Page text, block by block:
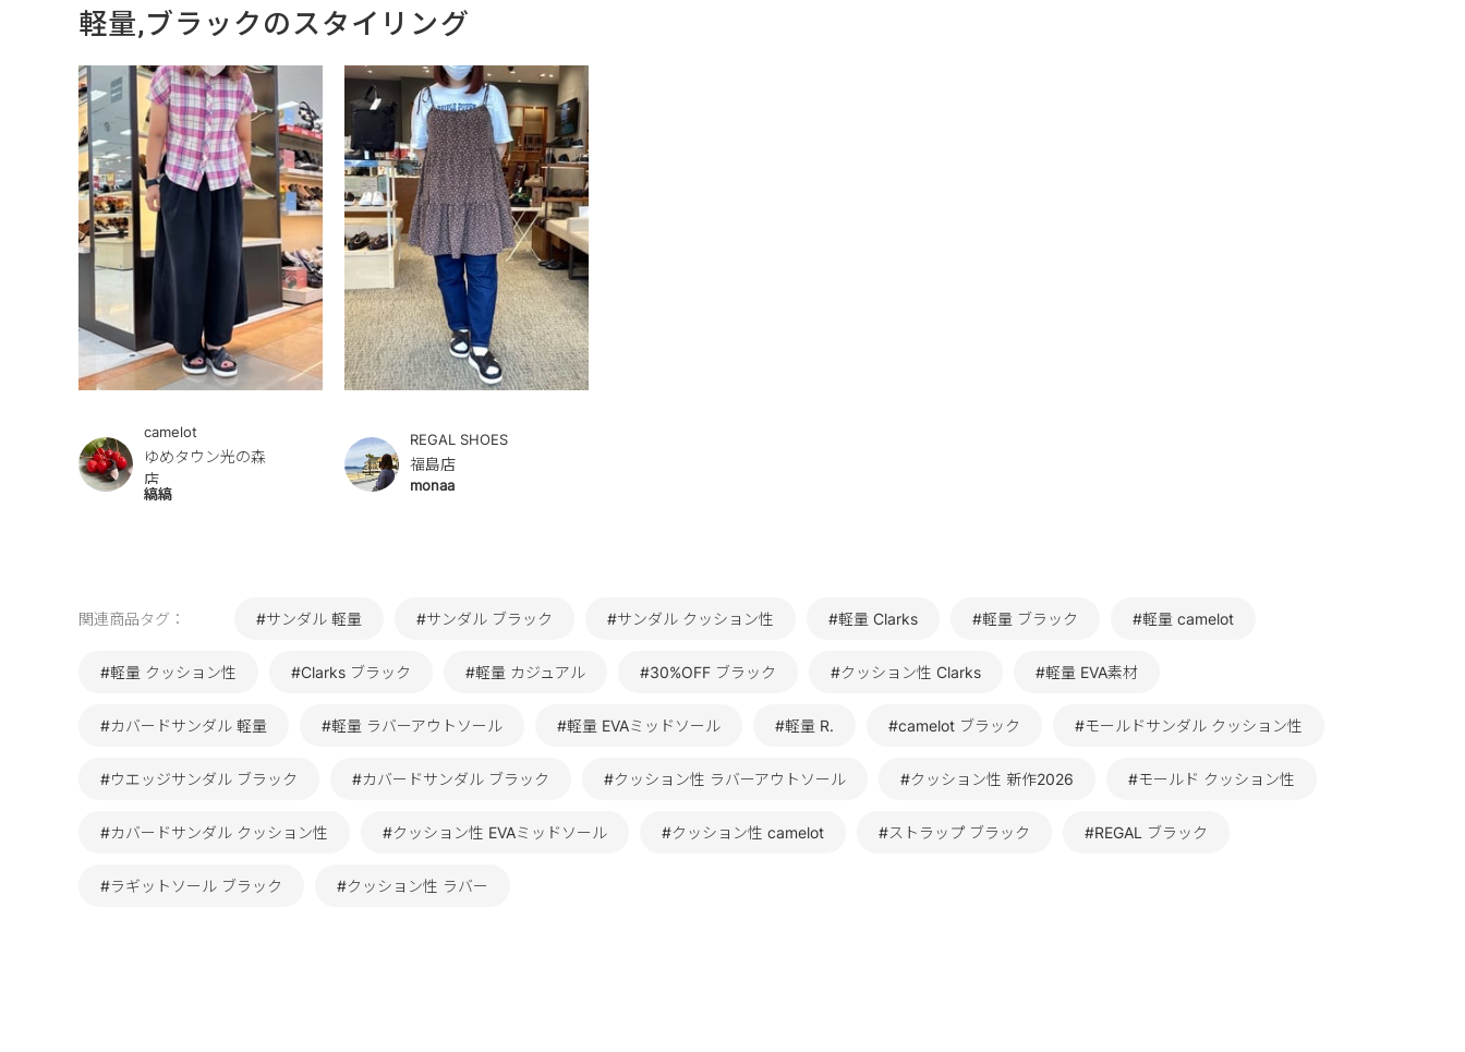
軽量,ブラックのスタイリング
camelot
ゆめタウン光の森
店
縞縞
REGAL SHOES
福島店
monaa
関連商品タグ： #サンダル 軽量 #サンダル ブラック #サンダル クッション性 #軽量 Clarks #軽量 ブラック #軽量 camelot
#軽量 クッション性 #Clarks ブラック #軽量 カジュアル #30%OFF ブラック #クッション性 Clarks #軽量 EVA素材
#カバードサンダル 軽量 #軽量 ラバーアウトソール #軽量 EVAミッドソール #軽量 R. #camelot ブラック #モールドサンダル クッション性
#ウエッジサンダル ブラック #カバードサンダル ブラック #クッション性 ラバーアウトソール #クッション性 新作2026 #モールド クッション性
#カバードサンダル クッション性 #クッション性 EVAミッドソール #クッション性 camelot #ストラップ ブラック #REGAL ブラック
#ラギットソール ブラック #クッション性 ラバー